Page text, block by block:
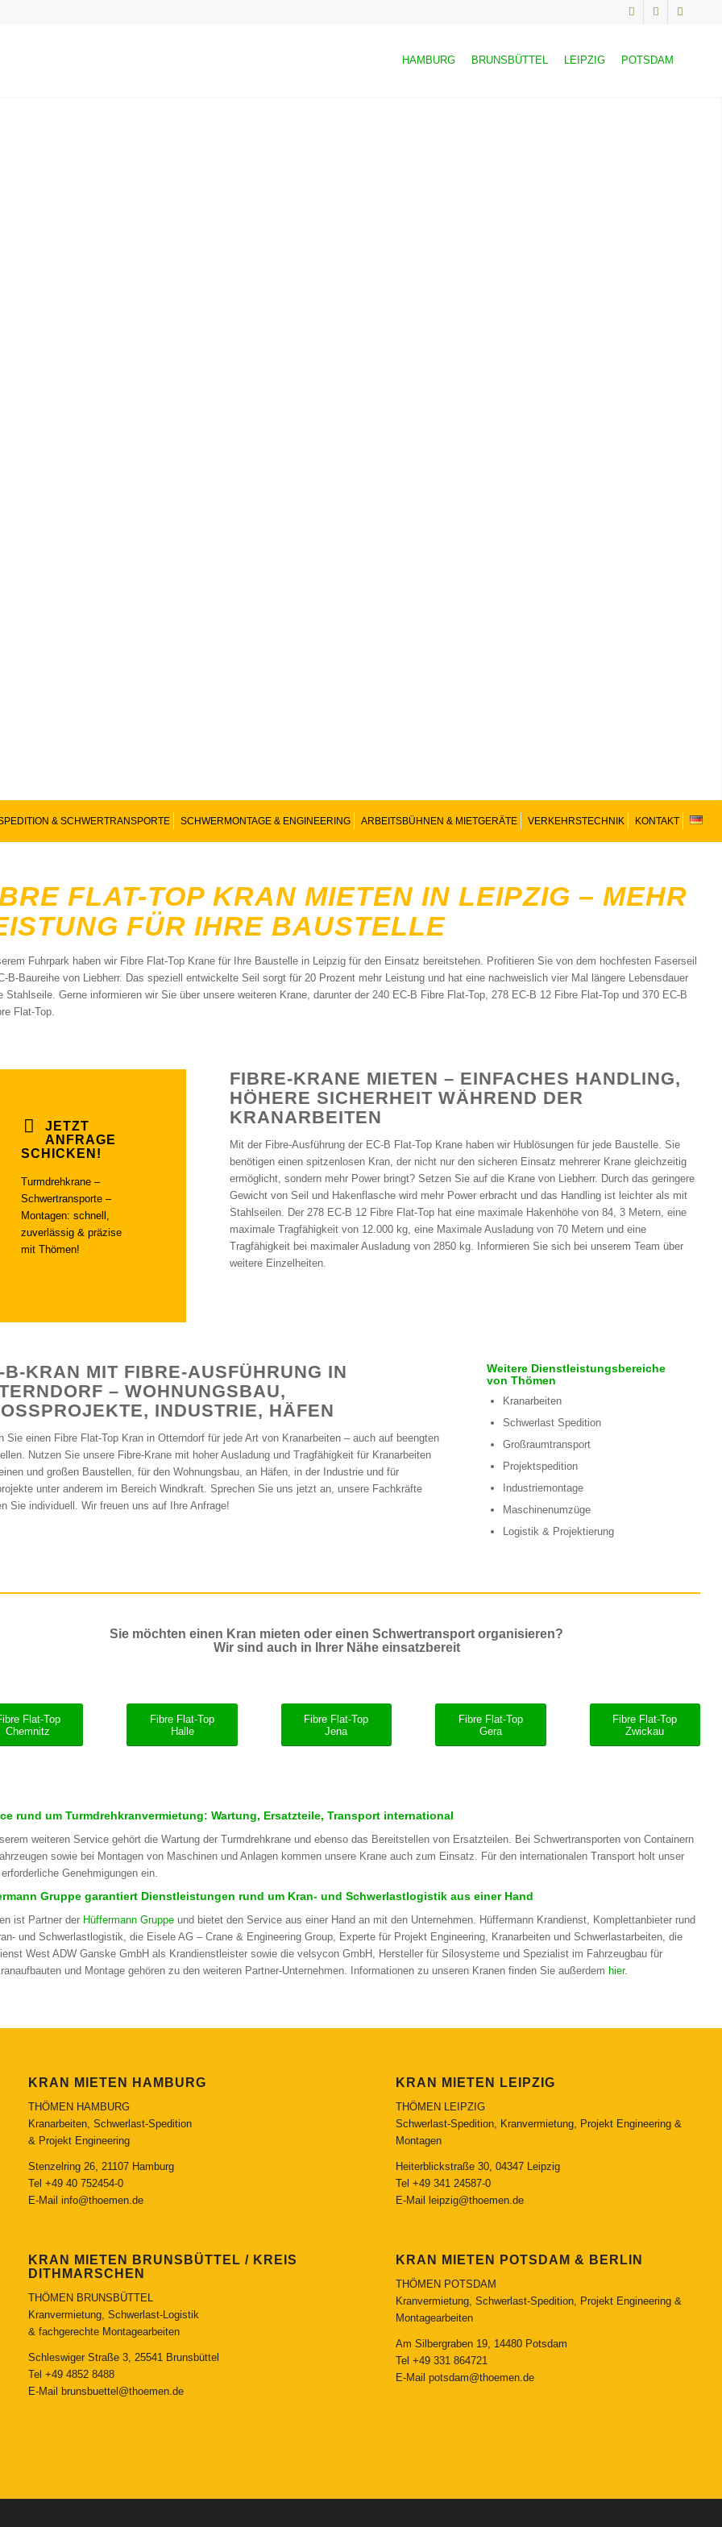
HAMBURG BRUNSBÜTTEL LEIPZIG POTSDAM
& SCHWERTRANSPORTE SCHWERMONTAGE & ENGINEERING ARBEITSBÜHNEN & MIETGERÄTE VERKEHRSTECHNIK KONTAKT
FLAT-TOP KRAN MIETEN IN LEIPZIG – MEHR
FÜR IHRE BAUSTELLE
Fuhrpark haben wir Fibre Flat-Top Krane für Ihre Baustelle in Leipzig für den Einsatz bereitstehen. Profitieren Sie von dem hochfesten Faserseil
B-Baureihe von Liebherr. Das speziell entwickelte Seil sorgt für 20 Prozent mehr Leistung und hat eine nachweislich vier Mal längere Lebensdauer
Stahlseile. Gerne informieren wir Sie über unsere weiteren Krane, darunter der 240 EC-B Fibre Flat-Top, 278 EC-B 12 Fibre Flat-Top und 370 EC-B
Flat-Top.
JETZT
ANFRAGE
SCHICKEN!
Turmdrehkrane –
Schwertransporte –
Montagen: schnell,
zuverlässig & präzise
mit Thömen!
FIBRE-KRANE MIETEN – EINFACHES HANDLING,
HÖHERE SICHERHEIT WÄHREND DER
KRANARBEITEN
Mit der Fibre-Ausführung der EC-B Flat-Top Krane haben wir Hublösungen für jede Baustelle. Sie
benötigen einen spitzenlosen Kran, der nicht nur den sicheren Einsatz mehrerer Krane gleichzeitig
ermöglicht, sondern mehr Power bringt? Setzen Sie auf die Krane von Liebherr. Durch das geringere
Gewicht von Seil und Hakenflasche wird mehr Power erbracht und das Handling ist leichter als mit
Stahlseilen. Der 278 EC-B 12 Fibre Flat-Top hat eine maximale Hakenhöhe von 84, 3 Metern, eine
maximale Tragfähigkeit von 12.000 kg, eine Maximale Ausladung von 70 Metern und eine
Tragfähigkeit bei maximaler Ausladung von 2850 kg. Informieren Sie sich bei unserem Team über
weitere Einzelheiten.
B-KRAN MIT FIBRE-AUSFÜHRUNG IN
– WOHNUNGSBAU,
INDUSTRIE, HÄFEN
Sie einen Fibre Flat-Top Kran in Otterndorf für jede Art von Kranarbeiten – auch auf beengten
Nutzen Sie unsere Fibre-Krane mit hoher Ausladung und Tragfähigkeit für Kranarbeiten
und großen Baustellen, für den Wohnungsbau, an Häfen, in der Industrie und für
unter anderem im Bereich Windkraft. Sprechen Sie uns jetzt an, unsere Fachkräfte
Sie individuell. Wir freuen uns auf Ihre Anfrage!
Weitere Dienstleistungsbereiche
von Thömen
Kranarbeiten
Schwerlast Spedition
Großraumtransport
Projektspedition
Industriemontage
Maschinenumzüge
Logistik & Projektierung
Sie möchten einen Kran mieten oder einen Schwertransport organisieren?
Wir sind auch in Ihrer Nähe einsatzbereit
Flat-Top
Chemnitz
Fibre Flat-Top
Halle
Fibre Flat-Top
Jena
Fibre Flat-Top
Gera
Fibre Flat-Top
Zwickau
rund um Turmdrehkranvermietung: Wartung, Ersatzteile, Transport international
weiteren Service gehört die Wartung der Turmdrehkrane und ebenso das Bereitstellen von Ersatzteilen. Bei Schwertransporten von Containern
sowie bei Montagen von Maschinen und Anlagen kommen unsere Krane auch zum Einsatz. Für den internationalen Transport holt unser
Genehmigungen ein.
Gruppe garantiert Dienstleistungen rund um Kran- und Schwerlastlogistik aus einer Hand
ist Partner der Hüffermann Gruppe und bietet den Service aus einer Hand an mit den Unternehmen. Hüffermann Krandienst, Komplettanbieter rund
und Schwerlastlogistik, die Eisele AG – Crane & Engineering Group, Experte für Projekt Engineering, Kranarbeiten und Schwerlastarbeiten, die
West ADW Ganske GmbH als Krandienstleister sowie die velsycon GmbH, Hersteller für Silosysteme und Spezialist im Fahrzeugbau für
und Montage gehören zu den weiteren Partner-Unternehmen. Informationen zu unseren Kranen finden Sie außerdem hier.
KRAN MIETEN HAMBURG
THÖMEN HAMBURG
Kranarbeiten, Schwerlast-Spedition
& Projekt Engineering
Stenzelring 26, 21107 Hamburg
Tel +49 40 752454-0
E-Mail info@thoemen.de
KRAN MIETEN BRUNSBÜTTEL / KREIS
DITHMARSCHEN
THÖMEN BRUNSBÜTTEL
Kranvermietung, Schwerlast-Logistik
& fachgerechte Montagearbeiten
Schleswiger Straße 3, 25541 Brunsbüttel
Tel +49 4852 8488
E-Mail brunsbuettel@thoemen.de
KRAN MIETEN LEIPZIG
THÖMEN LEIPZIG
Schwerlast-Spedition, Kranvermietung, Projekt Engineering &
Montagen
Heiterblickstraße 30, 04347 Leipzig
Tel +49 341 24587-0
E-Mail
leipzig@thoemen.de
KRAN MIETEN POTSDAM & BERLIN
THÖMEN POTSDAM
Kranvermietung, Schwerlast-Spedition, Projekt Engineering &
Montagearbeiten
Am Silbergraben 19, 14480 Potsdam
Tel +49 331 864721
E-Mail potsdam@thoemen.de